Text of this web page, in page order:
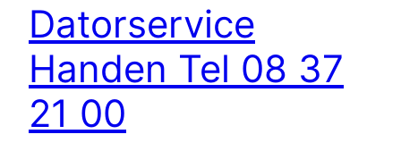
Datorservice
Handen Tel 08 37
21 00